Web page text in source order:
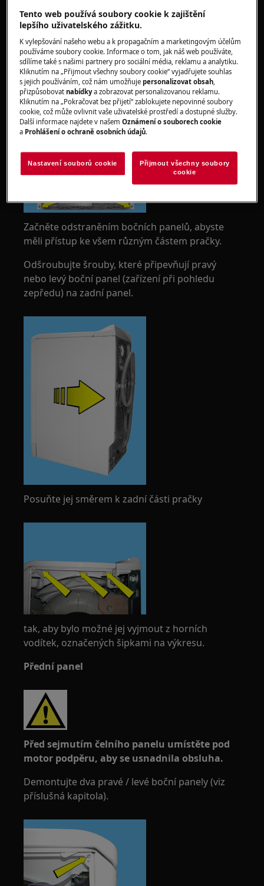
Začněte odstraněním bočních panelů, abyste
měli přístup ke všem různým částem pračky.
Odšroubujte šrouby, které připevňují pravý
nebo levý boční panel (zařízení při pohledu
zepředu) na zadní panel.
Posuňte jej směrem k zadní části pračky
tak, aby bylo možné jej vyjmout z horních
vodítek, označených šipkami na výkresu.
Přední panel
Před sejmutím čelního panelu umístěte pod
motor podpěru, aby se usnadnila obsluha.
Demontujte dva pravé / levé boční panely (viz
příslušná kapitola).
Tento web používá soubory cookie k zajištění
lepšího uživatelského zážitku.
K vylepšování našeho webu a k propagačním a marketingovým účelům
používáme soubory cookie. Informace o tom, jak náš web používáte,
sdílíme také s našimi partnery pro sociální média, reklamu a analytiku.
Kliknutím na „Přijmout všechny soubory cookie“ vyjadřujete souhlas
s jejich používáním, což nám umožňujepersonalizovat obsah,
přizpůsobovatnabídkya zobrazovat personalizovanou reklamu.
Kliknutím na „Pokračovat bez přijetí“ zablokujete nepovinné soubory
cookie, což může ovlivnit vaše uživatelské prostředí a dostupné služby.
Další informace najdete v našemOznámení o souborech cookie
a Prohlášení o ochraně osobních údajů.
Nastavení souborů cookie Přijmout všechny soubory
cookie